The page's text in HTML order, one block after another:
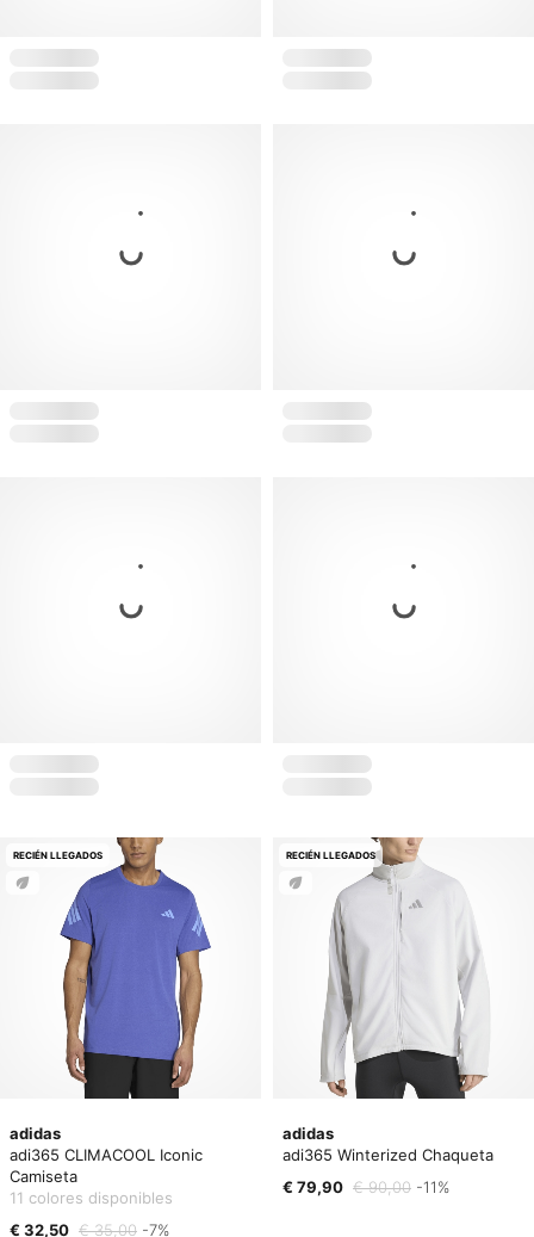
adidas
adi365 CLIMACOOL Iconic
Camiseta
11 colores disponibles
€ 32,50 € 35,00 -7%
RECIÉN LLEGADOS
adidas
adi365 Winterized Chaqueta
€ 79,90 € 90,00 -11%
RECIÉN LLEGADOS